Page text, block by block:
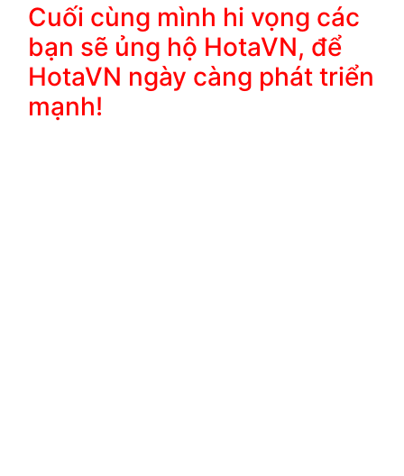
Cuối cùng mình hi vọng các
bạn sẽ ủng hộ HotaVN, để
HotaVN ngày càng phát triển
mạnh!